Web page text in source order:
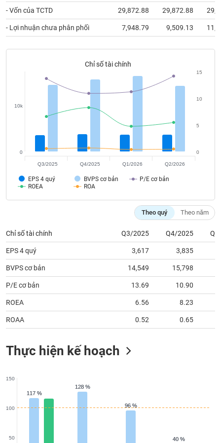
- Vốn của TCTD 29,872.88 29,872.88
- Lợi nhuận chưa phân phối 7,948.79 9,509.13
Chỉ số tài chính
EPS 4 quý BVPS cơ bản
P/E cơ bản
ROEA
ROA
0
10k
0
5
10
15
Q3/2025 Q4/2025 Q1/2026 Q2/2026
Theo quý Theo năm
Chỉ số tài chính Q3/2025 Q4/2025
EPS 4 quý 3,617 3,835
BVPS cơ bản 14,549 15,798
P/E cơ bản 13.69 10.90
ROEA 6.56 8.23
ROAA 0.52 0.65
Thực hiện kế hoạch
117 %
117 %
128 %
128 %
96 %
96 %
40 %
40 %
50
100
150
chính